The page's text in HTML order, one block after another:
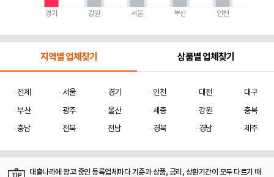
경기 강원 서울 부산 인천
지역별 업체찾기 상품별 업체찾기
전체 서울 경기 인천 대전
대구
부산
광주 울산 세종 강원
충북
충남
전북 전남 경북 경남 제주
대출나라에 광고 중인 등록업체마다 기준과 상품, 금리, 상환기간이 모두 다르기 때